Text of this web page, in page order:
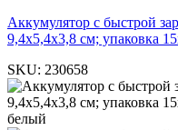
Аккумулятор c быстрой
9,4х5,4х3,8 см; упаковка
SKU: 230658
белый